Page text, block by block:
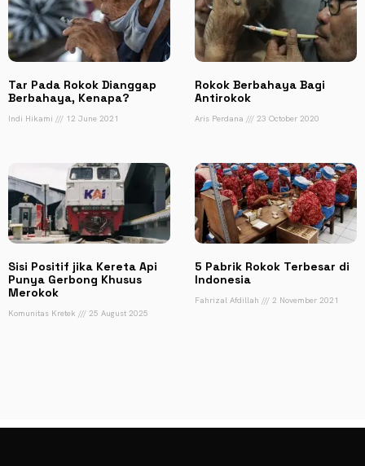
Tar Pada Rokok Dianggap
Berbahaya, Kenapa?
Indi Hikami 12 June 2021
Rokok Berbahaya Bagi
Antirokok
Aris Perdana 23 October 2020
Sisi Positif jika Kereta Api
Punya Gerbong Khusus
Merokok
Komunitas Kretek 25 August 2025
5 Pabrik Rokok Terbesar di
Indonesia
Fahrizal Afdillah 2 November 2021